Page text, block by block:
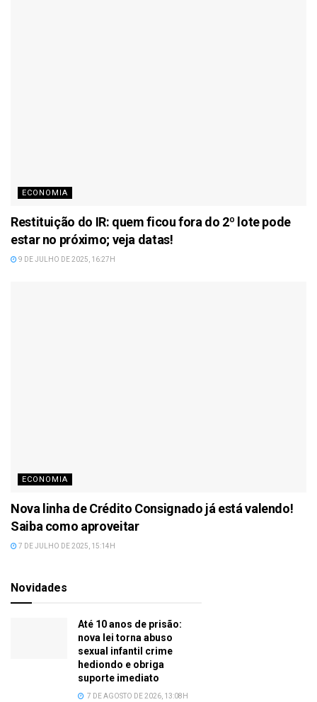
ECONOMIA
Restituição do IR: quem ficou fora do 2º lote pode
estar no próximo; veja datas!
9 DE JULHO DE 2025, 16:27H
ECONOMIA
Nova linha de Crédito Consignado já está valendo!
Saiba como aproveitar
7 DE JULHO DE 2025, 15:14H
Novidades
Até 10 anos de prisão:
nova lei torna abuso
sexual infantil crime
hediondo e obriga
suporte imediato
7 DE AGOSTO DE 2026, 13:08H